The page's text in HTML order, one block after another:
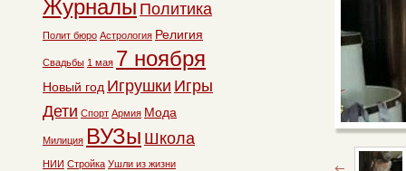
Журналы Политика
Полит бюро Астрология Религия
Свадьбы 1 мая 7 ноября
Новый год Игрушки Игры
Дети Спорт Армия Мода
Милиция ВУЗы Школа
НИИ Стройка Ушли из жизни